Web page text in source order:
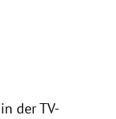
in der TV-